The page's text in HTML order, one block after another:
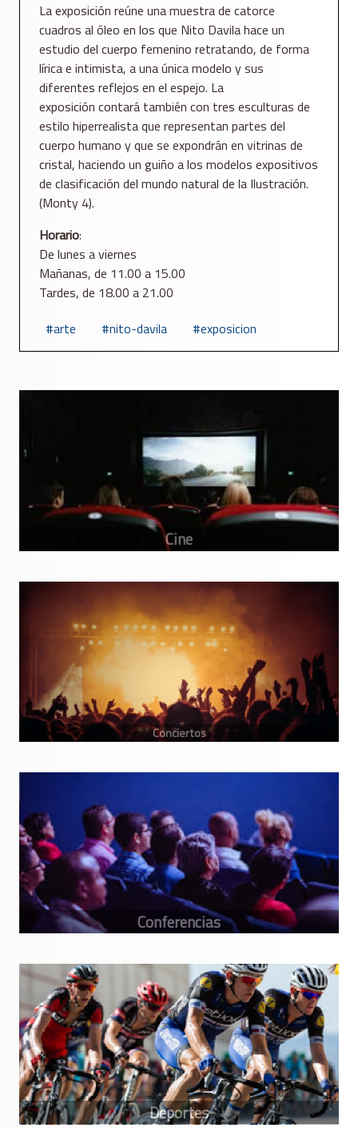
La exposición reúne una muestra de catorce
cuadros al óleo en los que Nito Davila hace un
estudio del cuerpo femenino retratando, de forma
lírica e intimista, a una única modelo y sus
diferentes reflejos en el espejo. La
exposición contará también con tres esculturas de
estilo hiperrealista que representan partes del
cuerpo humano y que se expondrán en vitrinas de
cristal, haciendo un guiño a los modelos expositivos
de clasificación del mundo natural de la Ilustración.
(Monty 4).
Horario:
De lunes a viernes
Mañanas, de 11.00 a 15.00
Tardes, de 18.00 a 21.00
arte
nito-davila exposicion